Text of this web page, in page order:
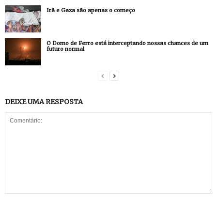
Irã e Gaza são apenas o começo
O Domo de Ferro está interceptando nossas chances de um
futuro normal
DEIXE UMA RESPOSTA